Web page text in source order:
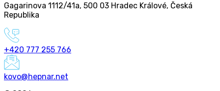
Gagarinova 1112/41a, 500 03 Hradec Králové, Česká
Republika
+420 777 255 766
kovo@hepnar.net